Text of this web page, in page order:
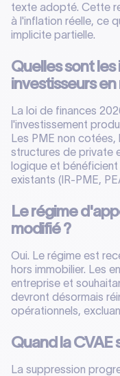
texte adopté. Cette
à l'inflation réelle, ce
implicite partielle.
Quelles sont
investisseurs
La loi de finances
l'investissement
Les PME non
structures de private
logique et
existants (IR-PME,
Le régime
modifié ?
Oui. Le régime est
hors immobilier. Les
entreprise et
devront désormais
opérationnels,
Quand la
La suppression